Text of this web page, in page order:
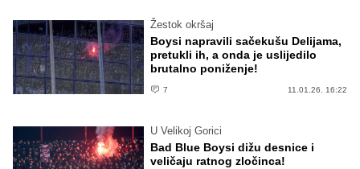
Žestok okršaj
Boysi napravili sačekušu Delijama,
pretukli ih, a onda je uslijedilo
brutalno poniženje!
7 11.01.26. 16:22
U Velikoj Gorici
Bad Blue Boysi dižu desnice i
veličaju ratnog zločinca!